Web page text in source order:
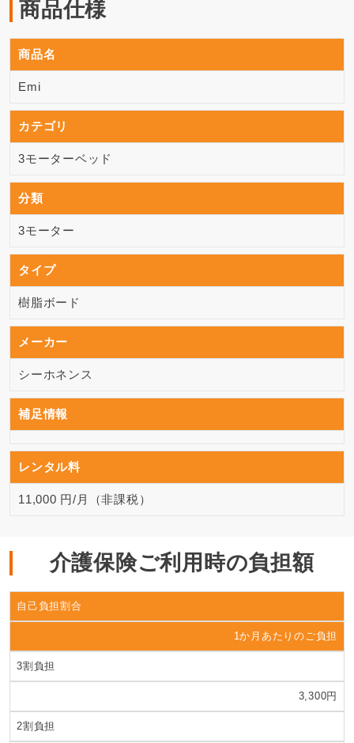
商品仕様
商品名
Emi
カテゴリ
3モーターベッド
分類
3モーター
タイプ
樹脂ボード
メーカー
シーホネンス
補足情報
レンタル料
11,000 円/月（非課税）
介護保険ご利用時の負担額
自己負担割合
1か月あたりのご負担
3割負担
3,300円
2割負担